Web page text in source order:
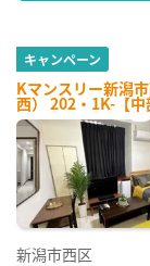
キャンペーン
Kマンスリー新潟
西） 202・1K-【
新潟市西区